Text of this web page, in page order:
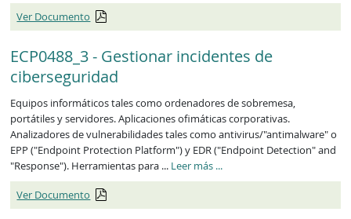
Ver Documento
ECP0488_3 - Gestionar incidentes de
ciberseguridad
Equipos informáticos tales como ordenadores de sobremesa,
portátiles y servidores. Aplicaciones ofimáticas corporativas.
Analizadores de vulnerabilidades tales como antivirus/"antimalware" o
EPP ("Endpoint Protection Platform") y EDR ("Endpoint Detection" and
"Response"). Herramientas para ... Leer más ECP0488_3
...
Ver Documento